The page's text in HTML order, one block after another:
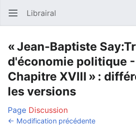
Ouvrir le menu principal Librairal
« Jean-Baptiste
d'économie politique
Chapitre XVIII » :
les versions
Page Discussion
← Modification précédente